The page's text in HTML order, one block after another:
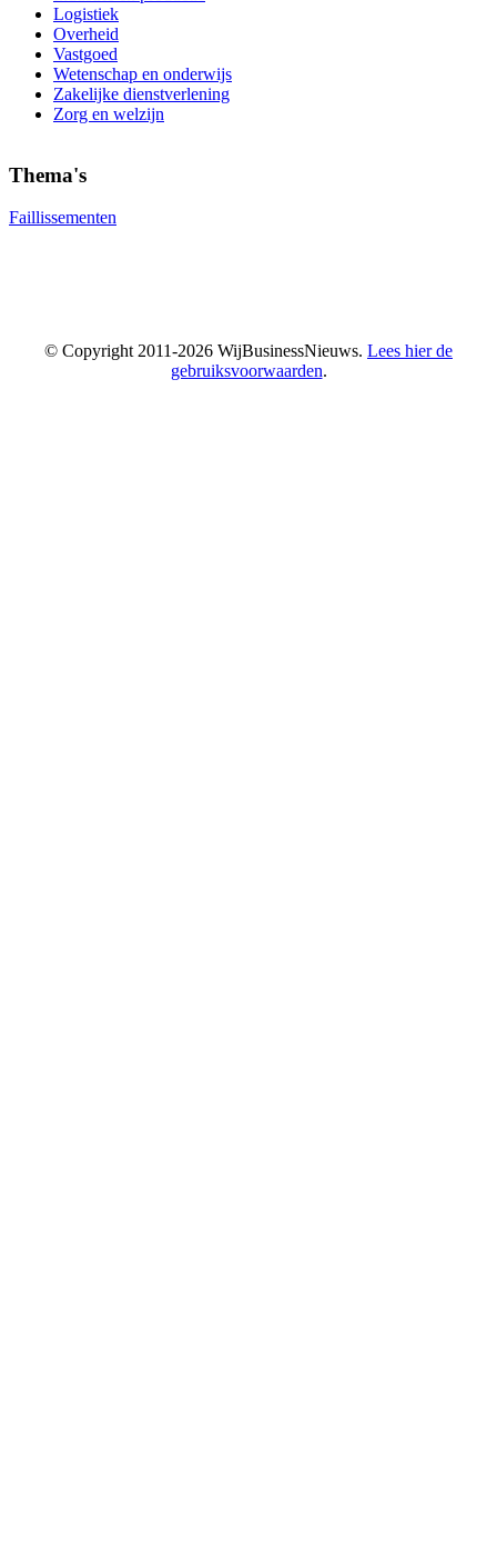
Logistiek
Overheid
Vastgoed
Wetenschap en onderwijs
Zakelijke dienstverlening
Zorg en welzijn
Thema's
Faillissementen
© Copyright 2011-2026 WijBusinessNieuws. Lees hier de
gebruiksvoorwaarden.